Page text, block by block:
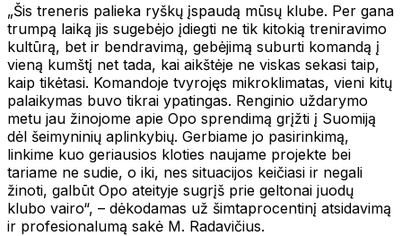
„Šis treneris palieka ryškų įspaudą mūsų klube. Per gana
trumpą laiką jis sugebėjo įdiegti ne tik kitokią treniravimo
kultūrą, bet ir bendravimą, gebėjimą suburti komandą į
vieną kumštį net tada, kai aikštėje ne viskas sekasi taip,
kaip tikėtasi. Komandoje tvyrojęs mikroklimatas, vieni kitų
palaikymas buvo tikrai ypatingas. Renginio uždarymo
metu jau žinojome apie Opo sprendimą grįžti į Suomiją
dėl šeimyninių aplinkybių. Gerbiame jo pasirinkimą,
linkime kuo geriausios kloties naujame projekte bei
tariame ne sudie, o iki, nes situacijos keičiasi ir negali
žinoti, galbūt Opo ateityje sugrįš prie geltonai juodų
klubo vairo“, – dėkodamas už šimtaprocentinį atsidavimą
ir profesionalumą sakė M. Radavičius.